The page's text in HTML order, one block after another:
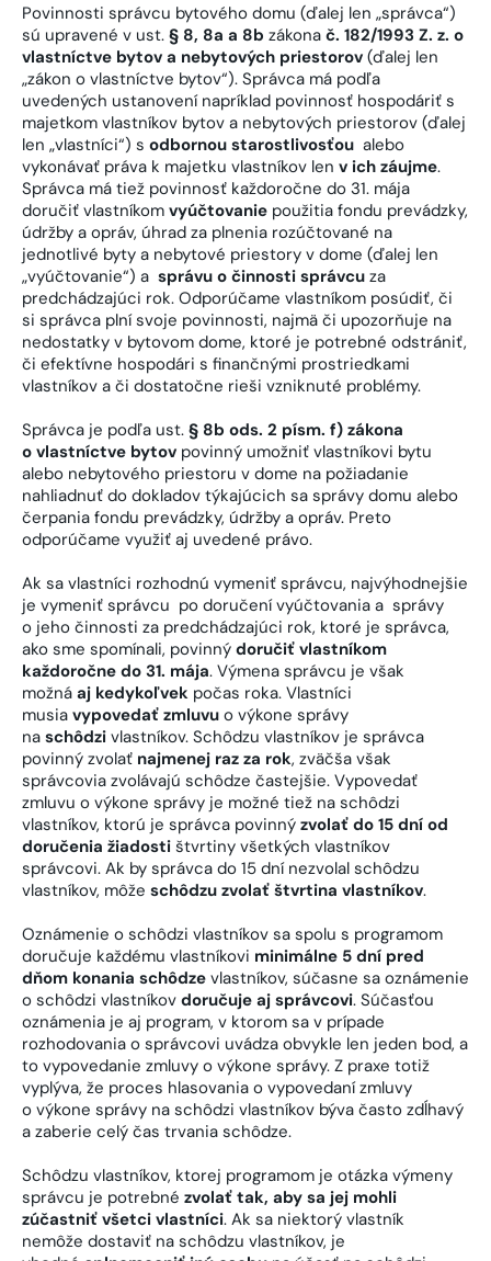
Povinnosti správcu bytového domu (ďalej len „správca“)
sú upravené v ust. § 8, 8a a 8b zákona č. 182/1993 Z. z. o
vlastníctve bytov a nebytových priestorov (ďalej len
„zákon o vlastníctve bytov“). Správca má podľa
uvedených ustanovení napríklad povinnosť hospodáriť s
majetkom vlastníkov bytov a nebytových priestorov (ďalej
len „vlastníci“) s odbornou starostlivosťou alebo
vykonávať práva k majetku vlastníkov len v ich záujme.
Správca má tiež povinnosť každoročne do 31. mája
doručiť vlastníkom vyúčtovanie použitia fondu prevádzky,
údržby a opráv, úhrad za plnenia rozúčtované na
jednotlivé byty a nebytové priestory v dome (ďalej len
„vyúčtovanie“) a správu o činnosti správcu za
predchádzajúci rok. Odporúčame vlastníkom posúdiť, či
si správca plní svoje povinnosti, najmä či upozorňuje na
nedostatky v bytovom dome, ktoré je potrebné odstrániť,
či efektívne hospodári s finančnými prostriedkami
vlastníkov a či dostatočne rieši vzniknuté problémy.
Správca je podľa ust. § 8b ods. 2 písm. f) zákona
o vlastníctve bytov povinný umožniť vlastníkovi bytu
alebo nebytového priestoru v dome na požiadanie
nahliadnuť do dokladov týkajúcich sa správy domu alebo
čerpania fondu prevádzky, údržby a opráv. Preto
odporúčame využiť aj uvedené právo.
Ak sa vlastníci rozhodnú vymeniť správcu, najvýhodnejšie
je vymeniť správcu po doručení vyúčtovania a správy
o jeho činnosti za predchádzajúci rok, ktoré je správca,
ako sme spomínali, povinný doručiť vlastníkom
každoročne do 31. mája. Výmena správcu je však
možná aj kedykoľvek počas roka. Vlastníci
musia vypovedať zmluvu o výkone správy
na schôdzi vlastníkov. Schôdzu vlastníkov je správca
povinný zvolať najmenej raz za rok, zväčša však
správcovia zvolávajú schôdze častejšie. Vypovedať
zmluvu o výkone správy je možné tiež na schôdzi
vlastníkov, ktorú je správca povinný zvolať do 15 dní od
doručenia žiadosti štvrtiny všetkých vlastníkov
správcovi. Ak by správca do 15 dní nezvolal schôdzu
vlastníkov, môže schôdzu zvolať štvrtina vlastníkov.
Oznámenie o schôdzi vlastníkov sa spolu s programom
doručuje každému vlastníkovi minimálne 5 dní pred
dňom konania schôdze vlastníkov, súčasne sa oznámenie
o schôdzi vlastníkov doručuje aj správcovi. Súčasťou
oznámenia je aj program, v ktorom sa v prípade
rozhodovania o správcovi uvádza obvykle len jeden bod, a
to vypovedanie zmluvy o výkone správy. Z praxe totiž
vyplýva, že proces hlasovania o vypovedaní zmluvy
o výkone správy na schôdzi vlastníkov býva často zdĺhavý
a zaberie celý čas trvania schôdze.
Schôdzu vlastníkov, ktorej programom je otázka výmeny
správcu je potrebné zvolať tak, aby sa jej mohli
zúčastniť všetci vlastníci. Ak sa niektorý vlastník
nemôže dostaviť na schôdzu vlastníkov, je